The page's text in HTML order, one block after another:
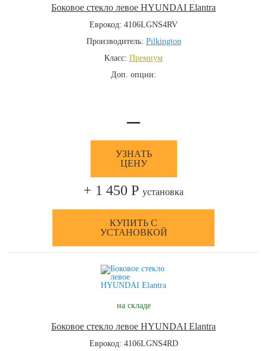
Боковое стекло левое HYUNDAI Elantra
Еврокод: 4106LGNS4RV
Производитель: Pilkington
Класс: Премиум
Доп. опции:
—
УЗНАТЬ
ЦЕНУ
+ 1 450 Р установка
КУПИТЬ С
УСТАНОВКОЙ
на складе
Боковое стекло левое HYUNDAI Elantra
Еврокод: 4106LGNS4RD